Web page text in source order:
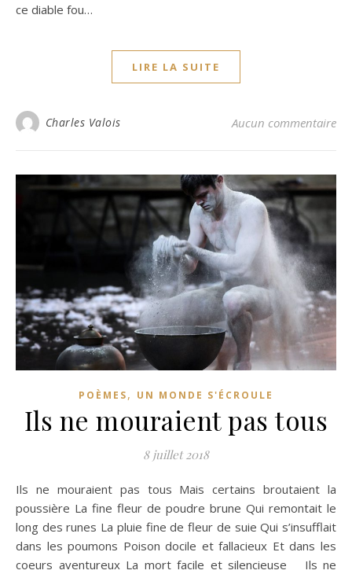
ce diable fou…
LIRE LA SUITE
Charles Valois Aucun commentaire
POÈMES, UN MONDE S'ÉCROULE
Ils ne mouraient pas tous
8 juillet 2018
Ils ne mouraient pas tous Mais certains broutaient la
poussière La fine fleur de poudre brune Qui remontait le
long des runes La pluie fine de fleur de suie Qui s’insufflait
dans les poumons Poison docile et fallacieux Et dans les
coeurs aventureux La mort facile et silencieuse Ils ne